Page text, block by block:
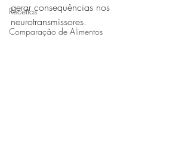
Receitas
Comparação de Alimentos
gerar consequências nos
neurotransmissores.